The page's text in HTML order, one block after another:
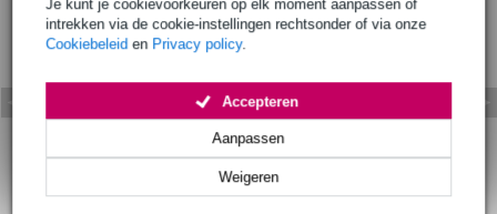
Je kunt je cookievoorkeuren op elk moment aanpassen of
intrekken via de cookie-instellingen rechtsonder of via onze
Cookiebeleid en Privacy policy.
Weigeren
Aanpassen
Accepteren